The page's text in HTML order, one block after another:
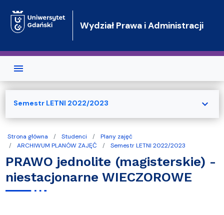
Wydział Prawa i Administracji
Strona główna Studenci
Plany zajęć
ARCHIWUM PLANÓW ZAJĘĆ
Semestr LETNI 2022/2023
PRAWO jednolite (magisterskie) -
niestacjonarne WIECZOROWE
Semestr LETNI 2022/2023 expand_more